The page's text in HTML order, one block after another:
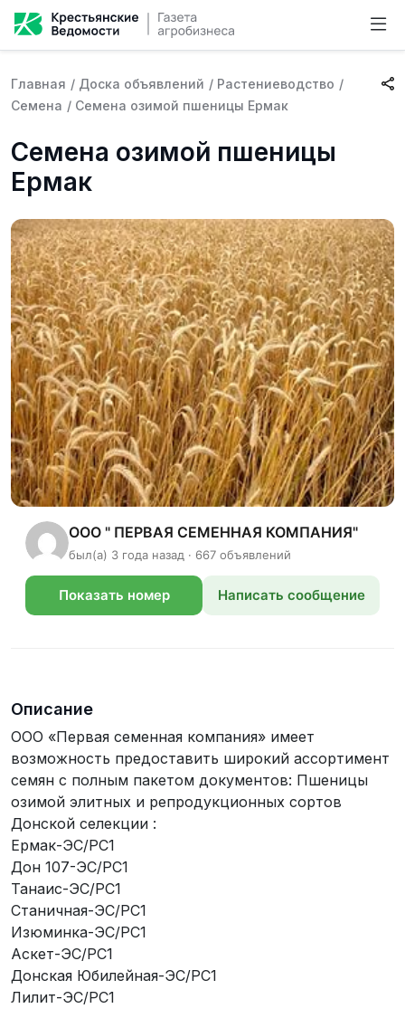
Главная / Доска объявлений / Растениеводство /
Семена / Семена озимой пшеницы Ермак
Семена озимой пшеницы
Ермак
ООО " ПЕРВАЯ СЕМЕННАЯ КОМПАНИЯ"
был(а) 3 года назад · 667 объявлений
Показать номер Написать сообщение
Описание
ООО «Первая семенная компания» имеет
возможность предоставить широкий ассортимент
семян с полным пакетом документов: Пшеницы
озимой элитных и репродукционных сортов
Донской селекции :
Ермак-ЭС/РС1
Дон 107-ЭС/РС1
Танаис-ЭС/РС1
Станичная-ЭС/РС1
Изюминка-ЭС/РС1
Аскет-ЭС/РС1
Донская Юбилейная-ЭС/РС1
Лилит-ЭС/РС1